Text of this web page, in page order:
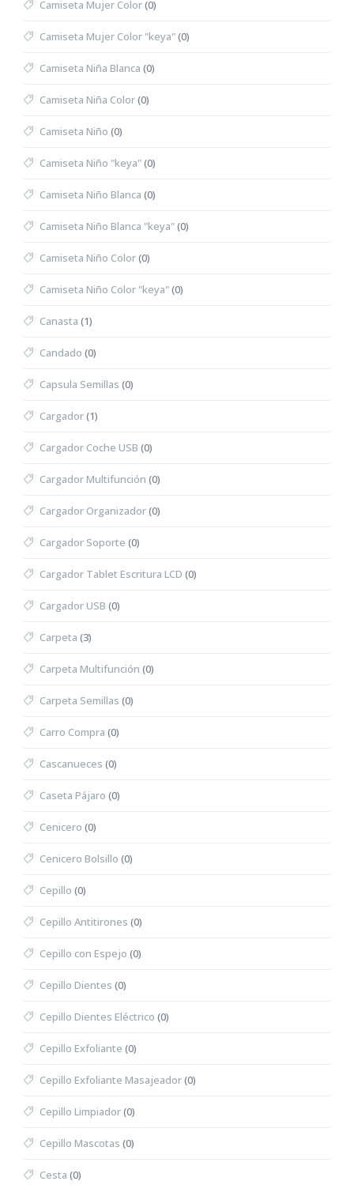
Camiseta Mujer Color(0)
Camiseta Mujer Color "keya"(0)
Camiseta Niña Blanca (0)
Camiseta Niña Color(0)
Camiseta Niño (0)
Camiseta Niño "keya"(0)
Camiseta Niño Blanca (0)
Camiseta Niño Blanca "keya"(0)
Camiseta Niño Color(0)
Camiseta Niño Color "keya"(0)
Canasta (1)
Candado (0)
Capsula Semillas (0)
Cargador(1)
Cargador Coche USB (0)
Cargador Multifunción (0)
Cargador Organizador(0)
Cargador Soporte (0)
Cargador Tablet Escritura LCD (0)
Cargador USB (0)
Carpeta (3)
Carpeta Multifunción (0)
Carpeta Semillas (0)
Carro Compra (0)
Cascanueces (0)
Caseta Pájaro (0)
Cenicero (0)
Cenicero Bolsillo (0)
Cepillo (0)
Cepillo Antitirones (0)
Cepillo con Espejo (0)
Cepillo Dientes (0)
Cepillo Dientes Eléctrico (0)
Cepillo Exfoliante (0)
Cepillo Exfoliante Masajeador(0)
Cepillo Limpiador(0)
Cepillo Mascotas (0)
Cesta (0)